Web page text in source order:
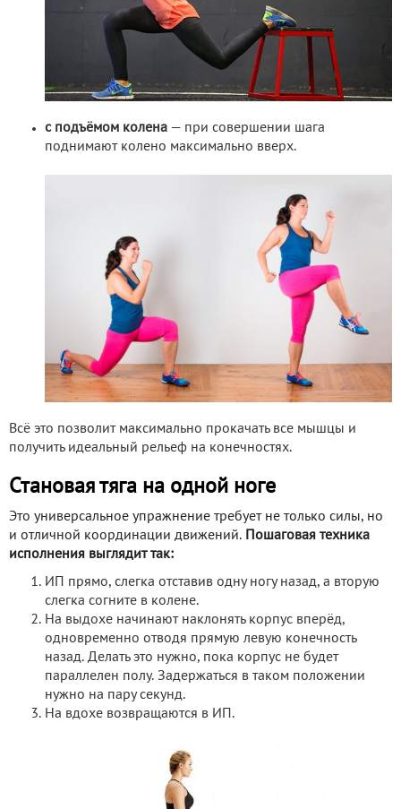
с подъёмом колена — при совершении шага
поднимают колено максимально вверх.
Всё это позволит максимально прокачать все мышцы и
получить идеальный рельеф на конечностях.
Становая тяга на одной ноге
Это универсальное упражнение требует не только силы, но
и отличной координации движений. Пошаговая техника
исполнения выглядит так:
ИП прямо, слегка отставив одну ногу назад, а вторую
слегка согните в колене.
На выдохе начинают наклонять корпус вперёд,
одновременно отводя прямую левую конечность
назад. Делать это нужно, пока корпус не будет
параллелен полу. Задержаться в таком положении
нужно на пару секунд.
На вдохе возвращаются в ИП.